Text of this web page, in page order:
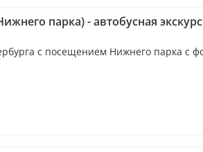
парка) - автобусная
с посещением Нижнего парка с